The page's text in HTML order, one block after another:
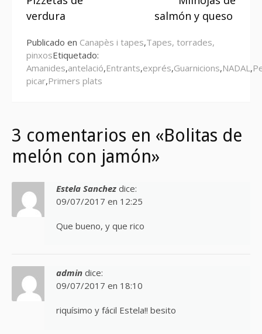
leyendo
verdura
salmón y queso
Publicado en Canapès i tapes,Tapes, torrades,
pinxosEtiquetado:
Amanides,antelació,Entrants,exprés,Guarnicions,NADAL,
picar,Primers plats
3 comentarios en «Bolitas de
melón con jamón»
Estela Sanchez dice:
09/07/2017 en 12:25
Que bueno, y que rico
admin dice:
09/07/2017 en 18:10
riquísimo y fácil Estela!! besito